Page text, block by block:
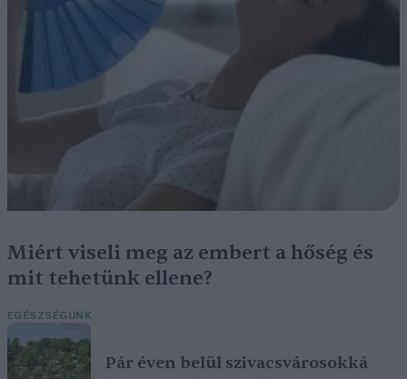
Miért viseli meg az embert a hőség és
mit tehetünk ellene?
EGÉSZSÉGÜNK
Pár éven belül szivacsvárosokká